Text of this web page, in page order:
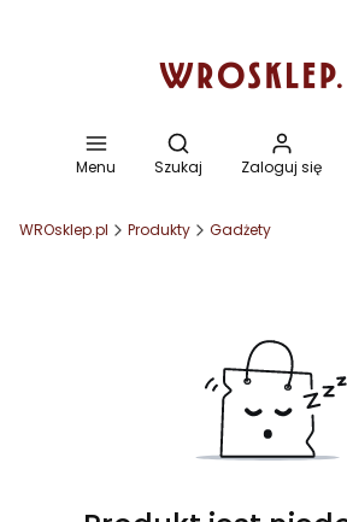
Menu
Otwórz wyszukiwarkę
Szukaj Zaloguj się
WROsklep.pl Produkty Gadżety